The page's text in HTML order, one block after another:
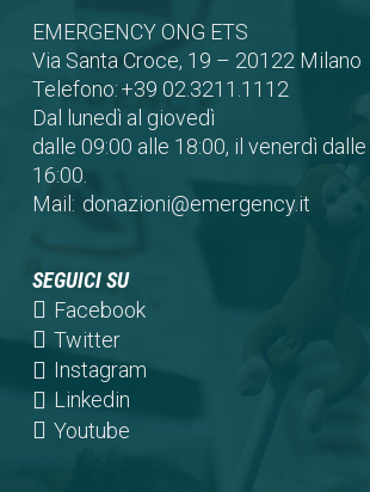
EMERGENCY ONG ETS
Via Santa Croce, 19 – 20122 Milano
Telefono:+39 02.3211.1112
Dal lunedì al giovedì
dalle 09:00 alle 18:00, il venerdì
16:00.
Mail: donazioni@emergency.it
SEGUICI SU
Facebook(opens
a
Twitter(opens
in
a
new
Instagram(opens
Linkedin(opens
in
Youtube(opens